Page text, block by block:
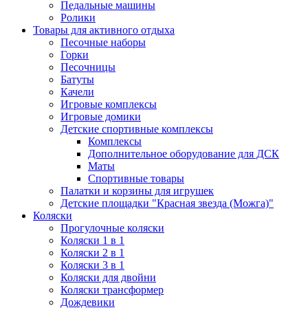
Педальные машины
Ролики
Товары для активного отдыха
Песочные наборы
Горки
Песочницы
Батуты
Качели
Игровые комплексы
Игровые домики
Детские спортивные комплексы
Комплексы
Дополнительное оборудование для ДСК
Маты
Спортивные товары
Палатки и корзины для игрушек
Детские площадки "Красная звезда (Можга)"
Коляски
Прогулочные коляски
Коляски 1 в 1
Коляски 2 в 1
Коляски 3 в 1
Коляски для двойни
Коляски трансформер
Дождевики